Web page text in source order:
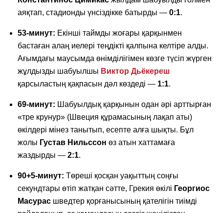
аяқтап, стадионды үнсіздікке батырды — 0:1.
53-минут: Екінші таймды жоғары қарқынмен
бастаған алаң иелері теңдікті қалпына келтіре алды.
Ағымдағы маусымда өнімділігімен көзге түсіп жүрген
жұлдызды шабуылшы Виктор Дьёкереш
қарсыластың қақпасын дәл көздеді — 1:1.
69-минут: Шабуылдық қарқынын одан әрі арттырған
«тре крунур» (Швеция құрамасының лақап аты)
өкілдері мінез танытып, есепте алға шықты. Бұл
жолы Густав Нильссон өз атын хаттамаға
жаздырды — 2:1.
90+5-минут: Төреші қосқан уақыттың соңғы
секундтары өтіп жатқан сәтте, Грекия өкілі Георгиос
Масурас шведтер қорғанысының қателігін тиімді